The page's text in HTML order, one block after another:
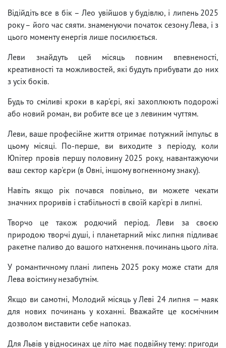
Відійдіть все в бік – Лео увійшов у будівлю, і липень 2025
року – його час сяяти. знаменуючи початок сезону Лева, і з
цього моменту енергія лише посилюється.
Леви знайдуть цей місяць повним впевненості,
креативності та можливостей, які будуть прибувати до них
з усіх боків.
Будь то сміливі кроки в кар'єрі, які захоплюють подорожі
або новий роман, ви робите все це з левиним чуттям.
Леви, ваше професійне життя отримає потужний імпульс в
цьому місяці. По-перше, ви виходите з періоду, коли
Юпітер провів першу половину 2025 року, навантажуючи
ваш сектор кар'єри (в Овні, іншому вогненному знаку).
Навіть якщо рік почався повільно, ви можете чекати
значних проривів і стабільності в своїй кар'єрі в липні.
Творчо це також родючий період. Леви за своєю
природою творчі душі, і планетарний мікс липня підливає
ракетне паливо до вашого натхнення. починань цього літа.
У романтичному плані липень 2025 року може стати для
Лева воістину незабутнім.
Якщо ви самотні, Молодий місяць у Леві 24 липня — маяк
для нових починань у коханні. Вважайте це космічним
дозволом виставити себе напоказ.
Для Львів у відносинах це літо має подвійну тему: пригоди